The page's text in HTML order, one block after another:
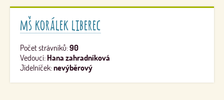
mš korálek liberec
Počet strávníků:90
Vedoucí: Hana zahradníková
Jídelníček:nevýběrový